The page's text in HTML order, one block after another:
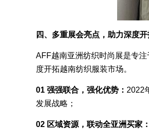
四、多重展会亮点，助力深度
AFF越南亚洲纺织时尚展是专
度开拓越南纺织服装市场。
01 强强联合，强化优势： 2022
发展战略；
02 区域资源，联动全亚洲买家：